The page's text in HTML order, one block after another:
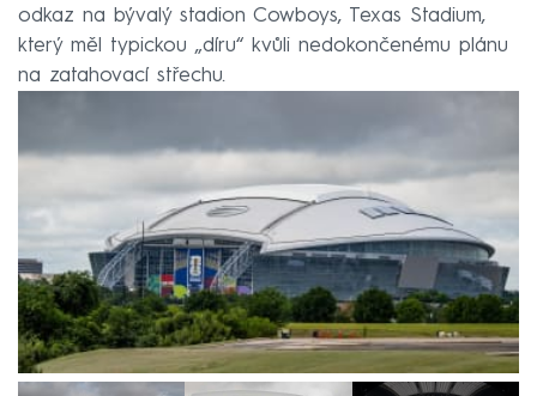
odkaz na bývalý stadion Cowboys, Texas Stadium,
který měl typickou „díru“ kvůli nedokončenému plánu
na zatahovací střechu.